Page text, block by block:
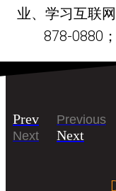
业、学习互联
878-0880
Prev
Previous
Next
Next